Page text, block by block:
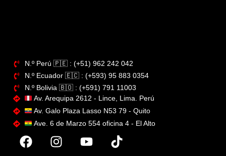
N.º Perú​ 🇵🇪 : (+51) 962 242 042
N.º Ecuador 🇪🇨 : (+593) 95 883 0354
N.º Bolivia 🇧🇴​ : (+591) 791 11003
Av. Arequipa 2612 - Lince, Lima. Perú
Av. Galo Plaza Lasso N53 79 - Quito
Ave. 6 de Marzo 554 oficina 4 - El Alto